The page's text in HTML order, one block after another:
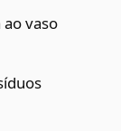
vaso